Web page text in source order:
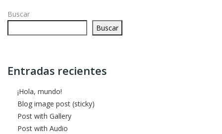
Buscar
Buscar
Entradas recientes
¡Hola, mundo!
Blog image post (sticky)
Post with Gallery
Post with Audio